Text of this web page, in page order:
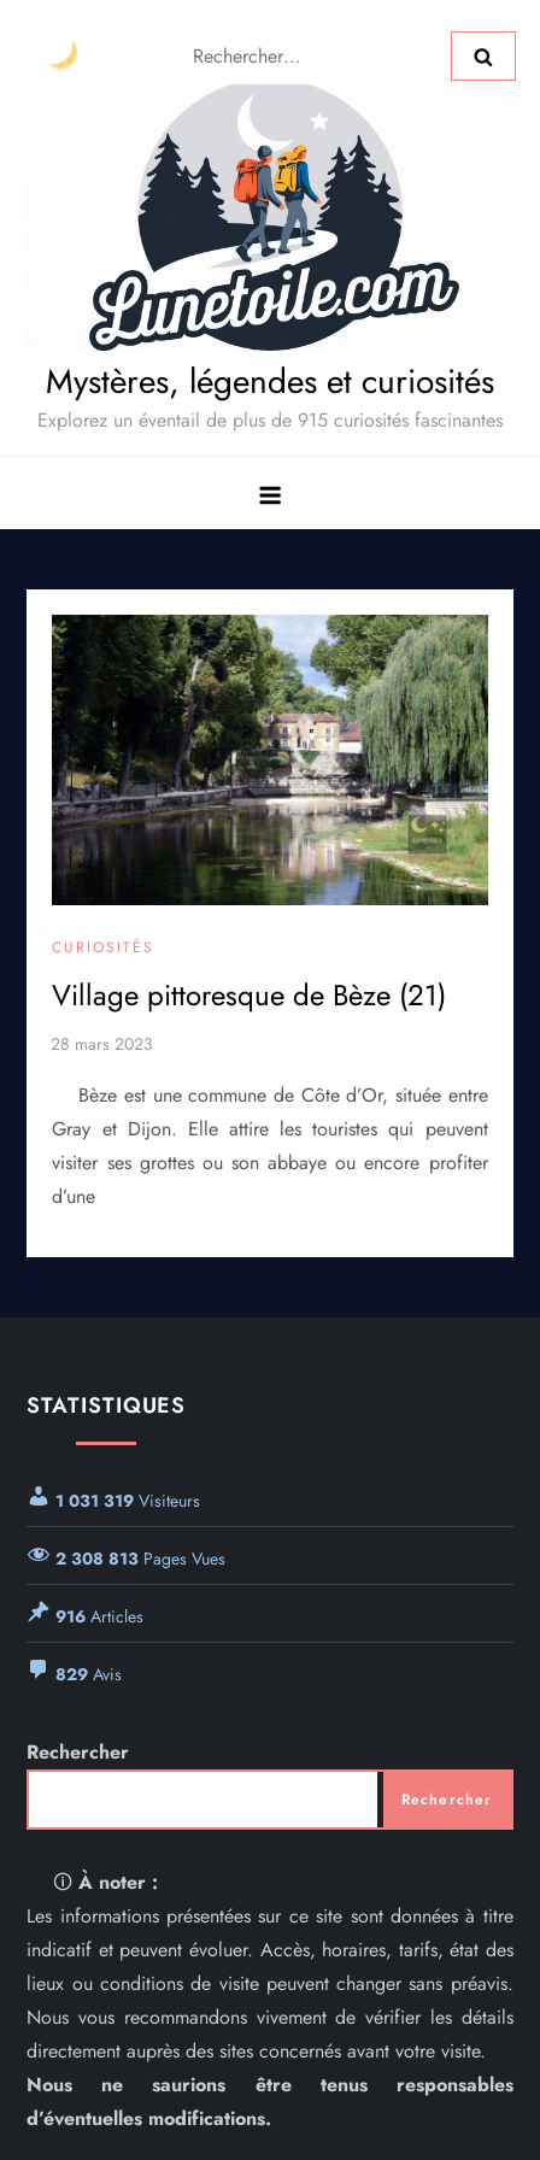
Mystères, légendes et curiosités
Explorez un éventail de plus de 915 curiosités fascinantes
CURIOSITÉS
Village pittoresque de Bèze (21)
Bèze est une commune de Côte d’Or, située entre
Gray et Dijon. Elle attire les touristes qui peuvent
visiter ses grottes ou son abbaye ou encore profiter
d’une
STATISTIQUES
1 031 319 Visiteurs
2 308 813 Pages Vues
916 Articles
829 Avis
Rechercher
Rechercher
🛈À noter :
Les informations présentées sur ce site sont données à titre
indicatif et peuvent évoluer. Accès, horaires, tarifs, état des
lieux ou conditions de visite peuvent changer sans préavis.
Nous vous recommandons vivement de vérifier les détails
directement auprès des sites concernés avant votre visite.
Nous ne saurions être tenus responsables
d’éventuelles modifications.